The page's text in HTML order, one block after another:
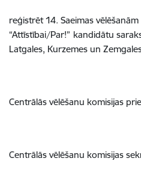
reģistrēt 14. Saeimas
“Attīstībai/Par!” kandidātu
Latgales, Kurzemes un
Centrālās vēlēšanu komisijas
Centrālās vēlēšanu komisijas